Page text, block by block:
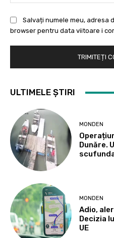
Salvați numele meu, adresa
browser pentru data viitoare i
ULTIMELE ȘTIRI
MONDEN
Dunăre.
MONDEN
Adio,
Decizia
UE